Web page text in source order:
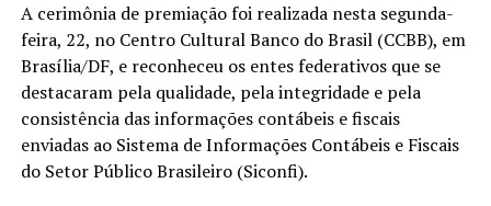
A cerimônia de premiação foi realizada nesta segunda-
feira, 22, no Centro Cultural Banco do Brasil (CCBB), em
Brasília/DF, e reconheceu os entes federativos que se
destacaram pela qualidade, pela integridade e pela
consistência das informações contábeis e fiscais
enviadas ao Sistema de Informações Contábeis e Fiscais
do Setor Público Brasileiro (Siconfi).